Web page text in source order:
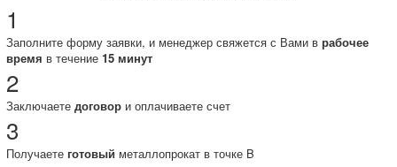
1
Заполните форму заявки, и менеджер свяжется с Вами в рабочее
время в течение 15 минут
2
Заключаете договори оплачиваете счет
3
Получаете готовый металлопрокат в точке B